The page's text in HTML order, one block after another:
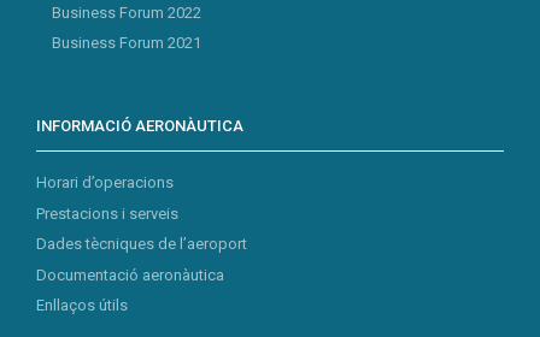
Business Forum 2022
Business Forum 2021
INFORMACIÓ AERONÀUTICA
Horari d’operacions
Prestacions i serveis
Dades tècniques de l’aeroport
Documentació aeronàutica
Enllaços útils